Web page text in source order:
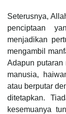
Seterusnya,
penciptaan
menjadikan
mengambil
Adapun putaran
manusia,
atau berputar
ditetapkan.
kesemuanya